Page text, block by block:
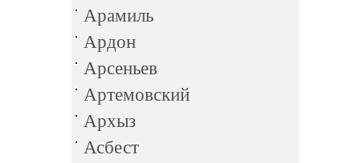
Арамиль
Ардон
Арсеньев
Артемовский
Архыз
Асбест